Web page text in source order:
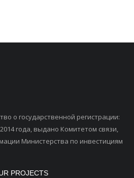
о государственной регистрации:
года, выдано Комитетом связи,
Министерства по инвестициям
PROJECTS